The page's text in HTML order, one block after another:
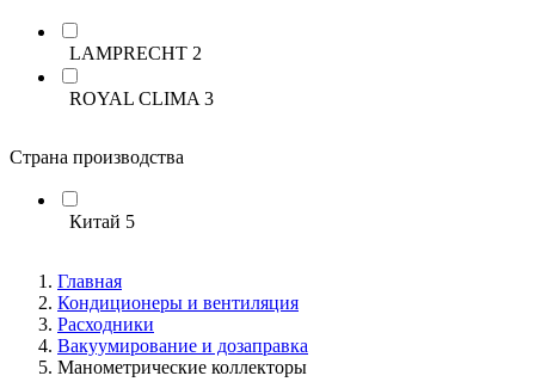
LAMPRECHT 2
ROYAL CLIMA 3
Страна производства
Китай 5
Главная
Кондиционеры и вентиляция
Расходники
Вакуумирование и дозаправка
Манометрические коллекторы